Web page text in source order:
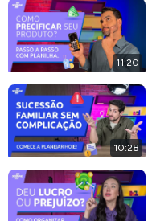
11:20
10:28